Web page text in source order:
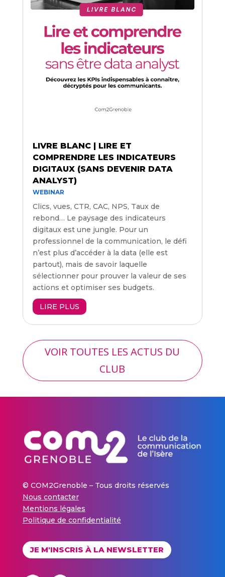
LIVRE BLANC | LIRE ET
COMPRENDRE LES INDICATEURS
DIGITAUX (SANS DEVENIR DATA
ANALYST)
WEBINAR
Clics, vues, CTR, CAC, NPS, Taux de
rebond… Le paysage des indicateurs
digitaux est une jungle. Pour un
professionnel de la communication, le défi
n’est plus d’accéder à la data (elle est
partout), mais de savoir laquelle
sélectionner pour prouver la valeur de ses
actions et optimiser ses budgets.
LIRE PLUS
VOIR TOUTES LES ACTUS DU
CLUB
© COM2Grenoble – Tous droits réservés
Nous contacter
Mentions légales
Politique de confidentialité
JE M'INSCRIS À LA NEWSLETTER